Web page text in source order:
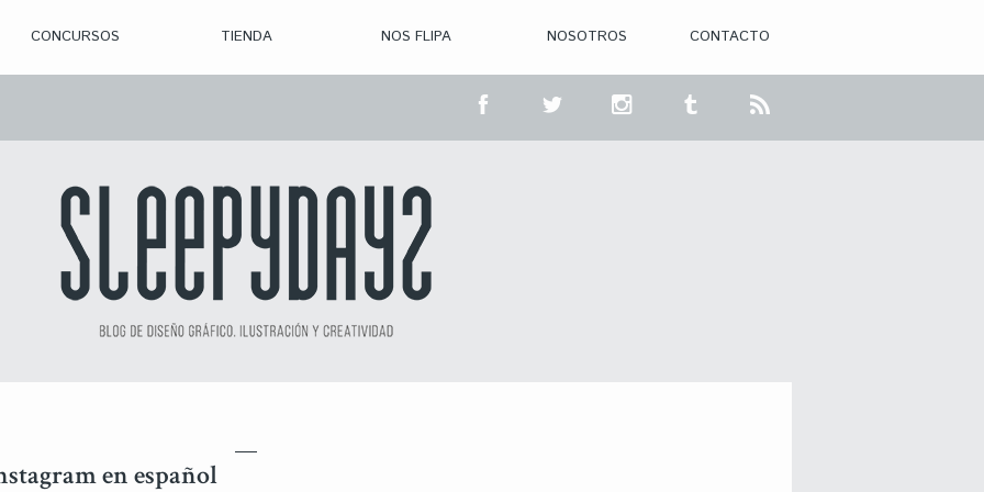
CONCURSOS
> CON. CERRADA
TIENDA NOS FLIPA NOSOTROS CONTACTO
en español